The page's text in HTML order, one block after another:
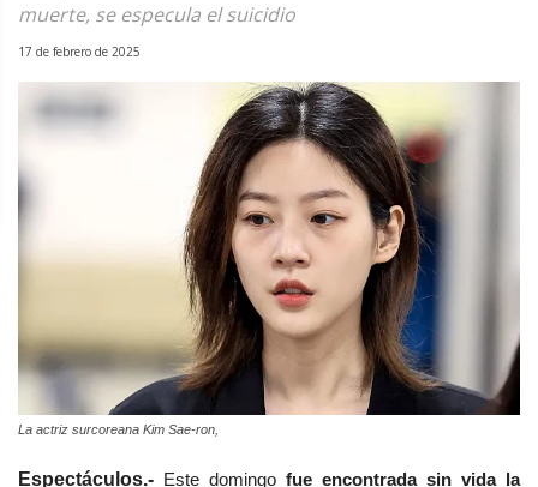
muerte, se especula el suicidio
17 de febrero de 2025
La actriz surcoreana Kim Sae-ron,
Espectáculos.- Este domingo fue encontrada sin vida la